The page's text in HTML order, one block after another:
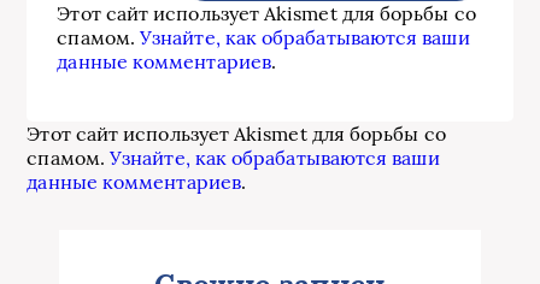
Этот сайт использует Akismet для борьбы со
спамом.Узнайте, как обрабатываются ваши
данные комментариев.
Этот сайт использует Akismet для борьбы со
спамом.Узнайте, как обрабатываются ваши
данные комментариев.